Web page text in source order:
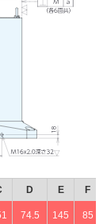
D E F
74.5 145 85